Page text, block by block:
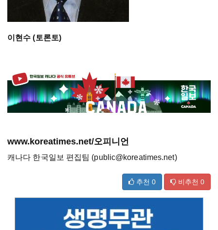
이현수 (토론토)
www.koreatimes.net/오피니언
캐나다 한국일보 편집팀 (public@koreatimes.net)
추천 0 비추천 0